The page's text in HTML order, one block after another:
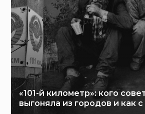
«101-й километр»: кого
выгоняла из городов и как